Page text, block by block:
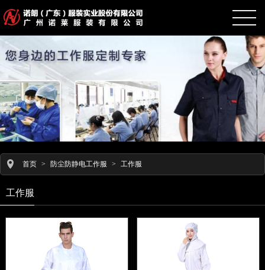
首页 > 防尘防静电工作服 > 工作服
工作服